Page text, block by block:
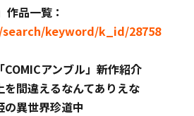
作品一覧：
keyword/k_id/28758
アンブル」新作紹介
を間違えるなんてありえな
の異世界珍道中